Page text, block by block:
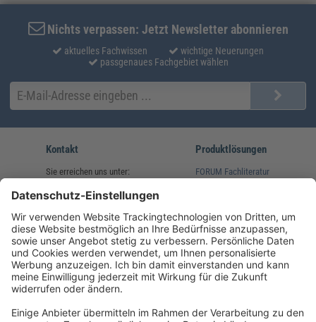
Nichts verpassen: Jetzt Newsletter abonnieren
aktuelles Fachwissen
wichtige Neuerungen
passgenaues Fachgebiet wählen
Kontakt
Sie erreichen uns unter:
(08233) 38 11 23
service@forum-verlag.com
Mo-Do 07:30 - 17:00 Uhr
Fr 07:30 - 15:00 Uhr
Produktlösungen
FORUM Fachliteratur
Folgen Sie uns